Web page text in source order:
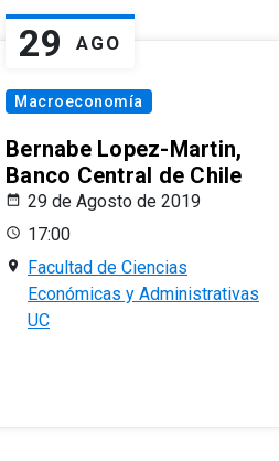
29 AGO
Macroeconomía
Bernabe Lopez-Martin,
Banco Central de Chile
29 de Agosto de 2019
17:00
Facultad de Ciencias
Económicas y Administrativas
UC